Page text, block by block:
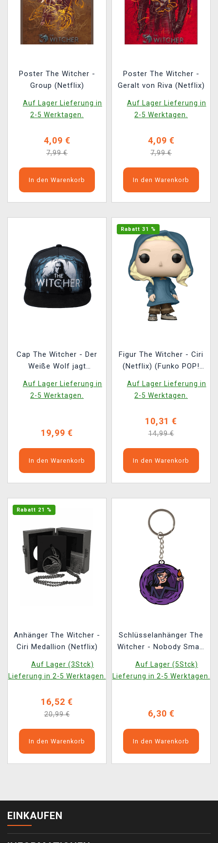
Poster The Witcher -
Group (Netflix)
Auf Lager Lieferung in
2-5 Werktagen.
4,09 €
7,99 €
In den Warenkorb
Poster The Witcher -
Geralt von Riva (Netflix)
Auf Lager Lieferung in
2-5 Werktagen.
4,09 €
7,99 €
In den Warenkorb
Cap The Witcher - Der
Weiße Wolf jagt
Auf Lager Lieferung in
2-5 Werktagen.
19,99 €
In den Warenkorb
Rabatt 31 %
Figur The Witcher - Ciri
(Netflix) (Funko POP!
Auf Lager Lieferung in
2-5 Werktagen.
10,31 €
14,99 €
In den Warenkorb
Rabatt 21 %
Anhänger The Witcher -
Ciri Medallion (Netflix)
Auf Lager (3Stck)
Lieferung in 2-5 Werktagen.
16,52 €
20,99 €
In den Warenkorb
Schlüsselanhänger The
Witcher - Nobody Smart
Auf Lager (5Stck)
Lieferung in 2-5 Werktagen.
6,30 €
In den Warenkorb
EINKAUFEN